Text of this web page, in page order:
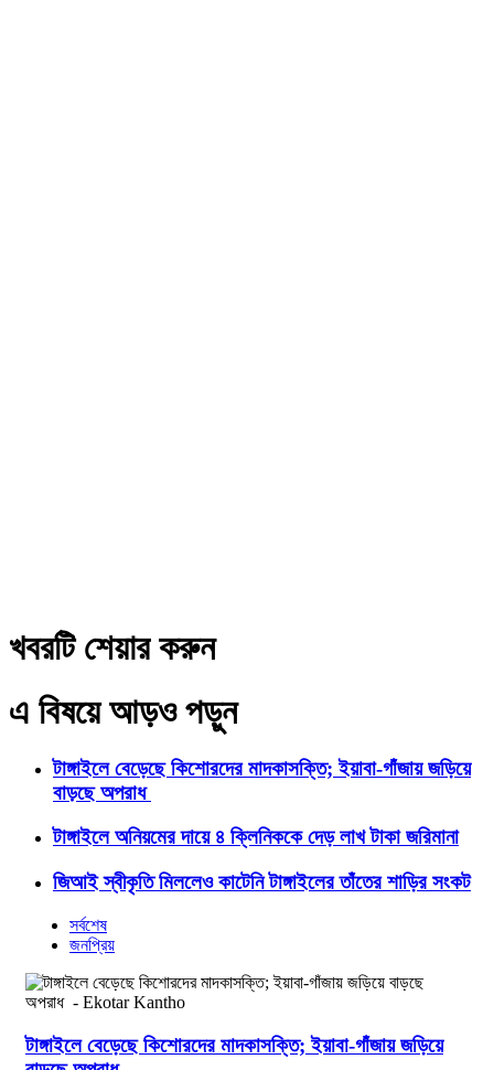
খবরটি শেয়ার করুন
এ বিষয়ে আড়ও পড়ুন
টাঙ্গাইলে বেড়েছে কিশোরদের মাদকাসক্তি; ইয়াবা-গাঁজায় জড়িয়ে
বাড়ছে অপরাধ
টাঙ্গাইলে অনিয়মের দায়ে ৪ ক্লিনিককে দেড় লাখ টাকা জরিমানা
জিআই স্বীকৃতি মিললেও কাটেনি টাঙ্গাইলের তাঁতের শাড়ির সংকট
সর্বশেষ
জনপ্রিয়
টাঙ্গাইলে বেড়েছে কিশোরদের মাদকাসক্তি; ইয়াবা-গাঁজায় জড়িয়ে